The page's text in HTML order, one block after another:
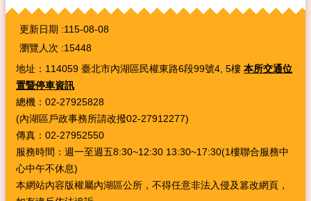
:::
更新日期
115-08-08
瀏覽人次
15448
地址：114059 臺北市內湖區民權東路6段99號4, 5樓 本所交通位
置暨停車資訊
總機：02-27925828
(內湖區戶政事務所請改撥02-27912277)
傳真：02-27952550
服務時間：週一至週五8:30~12:30 13:30~17:30(1樓聯合服務中
心中午不休息)
本網站內容版權屬內湖區公所，不得任意非法入侵及篡改網頁，